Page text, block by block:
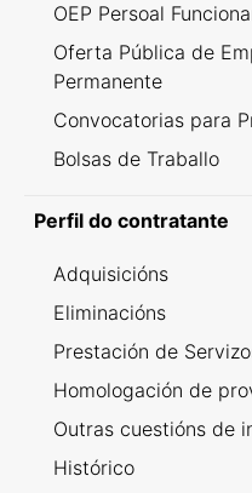
OEP Persoal
Oferta Pública de
Permanente
Convocatorias para
Bolsas de Traballo
Perfil do contratante
Adquisicións
Eliminacións
Prestación de
Homologación de
Outras cuestións de
Histórico